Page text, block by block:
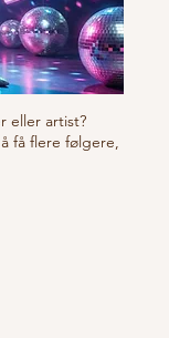
eller artist?
få flere følgere,